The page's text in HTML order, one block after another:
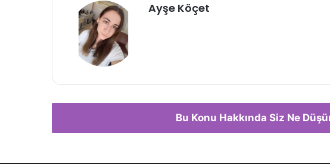
Ayşe Köçet
Bu Konu Hakkında Siz Ne